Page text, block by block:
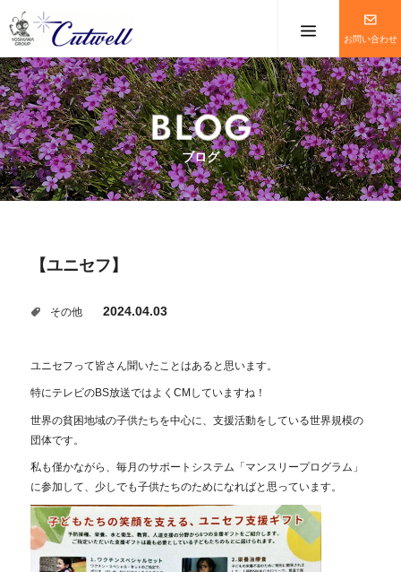
お問い合わせ
ブログ
【ユニセフ】
その他 2024.04.03
ユニセフって皆さん聞いたことはあると思います。
特にテレビのBS放送ではよくCMしていますね！
世界の貧困地域の子供たちを中心に、支援活動をしている世界規模の
団体です。
私も僅かながら、毎月のサポートシステム「マンスリープログラム」
に参加して、少しでも子供たちのためになればと思っています。